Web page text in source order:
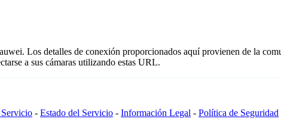
Los detalles de conexión proporcionados aquí provienen de la
a sus cámaras utilizando estas URL.
- Estado del Servicio - Información Legal - Política de Seguridad